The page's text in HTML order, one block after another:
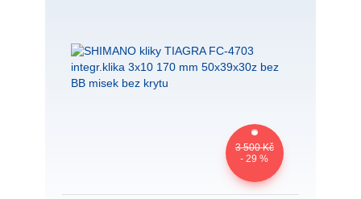
3 500 Kč
- 29 %